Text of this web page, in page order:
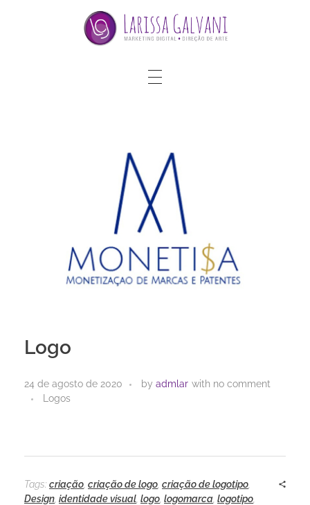
Logo
24 de agosto de 2020 by admlar with no comment
Logos
Tags: criação criação de logo criação de logotipo
Design identidade visual logo logomarca logotipo